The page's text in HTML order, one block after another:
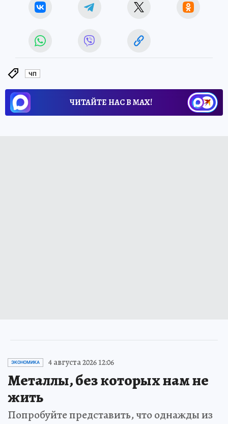
ЧП
ЧИТАЙТЕ НАС В МАХ!
ЭКОНОМИКА 4 августа 2026 12:06
Металлы, без которых нам не
жить
Попробуйте представить, что однажды из